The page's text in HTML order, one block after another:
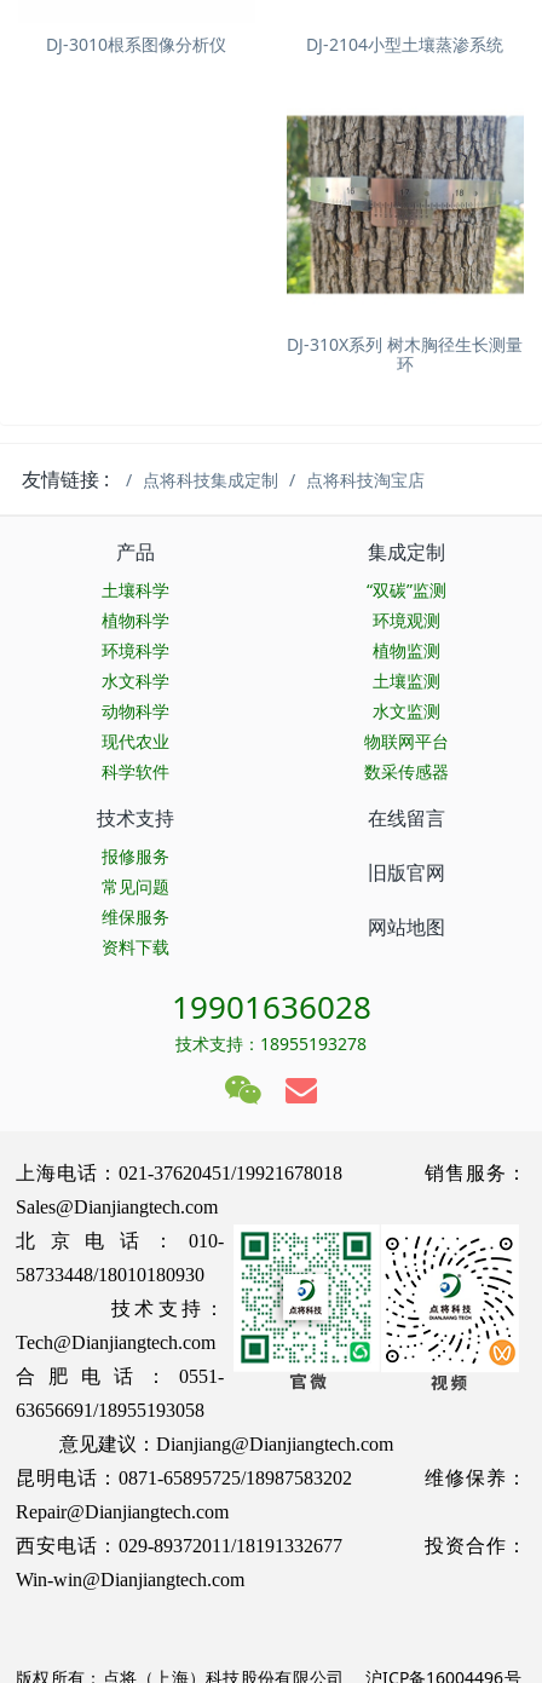
DJ-2104小型土壤蒸渗系统
DJ-3010根系图像分析仪
DJ-310X系列 树木胸径生长测量
环
友情链接 : 点将科技集成定制 点将科技淘宝店
产品
土壤科学
植物科学
环境科学
水文科学
动物科学
现代农业
科学软件
集成定制
“双碳”监测
环境观测
植物监测
土壤监测
水文监测
物联网平台
数采传感器
技术支持
报修服务
常见问题
维保服务
资料下载
在线留言
旧版官网
网站地图
19901636028
技术支持：18955193278
上海电话：021-37620451/19921678018 销售服务：
Sales@Dianjiangtech.com
北京电话：010-
58733448/18010180930
技术支持：
Tech@Dianjiangtech.com
合肥电话：0551-
63656691/18955193058
意见建议：Dianjiang@Dianjiangtech.com
昆明电话：0871-65895725/18987583202 维修保养：
Repair@Dianjiangtech.com
西安电话：029-89372011/18191332677 投资合作：
Win-win@Dianjiangtech.com
版权所有：点将（上海）科技股份有限公司 沪ICP备16004496号